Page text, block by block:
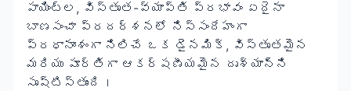
పాయింట్ల, విస్తృత-వ్యాప్తి ప్రభావం ఏదైనా
బాణసంచా ప్రదర్శనలో నిస్సందేహంగా
ప్రధానాంశంగా నిలిచే ఒక డైనమిక్, విస్తృతమైన
మరియు పూర్తిగా ఆకర్షణీయమైన దృశ్యాన్ని
సృష్టిస్తుంది।